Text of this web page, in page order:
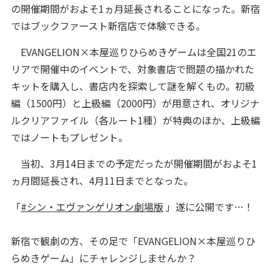
の開催期間がおよそ1ヵ月延長されることになった。新宿
ではブックファースト新宿店で体験できる。
EVANGELION×本屋巡りひらめきゲームは全国21のエ
リアで開催中のイベントで、対象書店で問題の描かれた
キットを購入し、書店内を探索して謎を解くもの。初級
編（1500円）と上級編（2000円）が用意され、オリジナ
ルクリアファイル（各ルート1種）が特典のほか、上級編
ではノートもプレゼント。
当初、3月14日までの予定だったが開催期間がおよそ1
ヵ月間延長され、4月11日までとなった。
「#シン・エヴァンゲリオン劇場版」遂に公開です…！
新宿で観劇の方、その足で「EVANGELION×本屋巡りひ
らめきゲーム」にチャレンジしませんか？